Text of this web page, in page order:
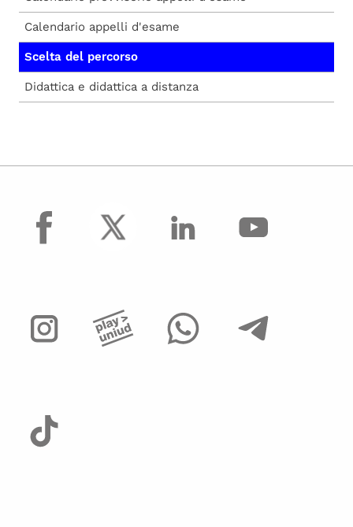
Calendario appelli d'esame
Scelta del percorso
Didattica e didattica a distanza
facebook